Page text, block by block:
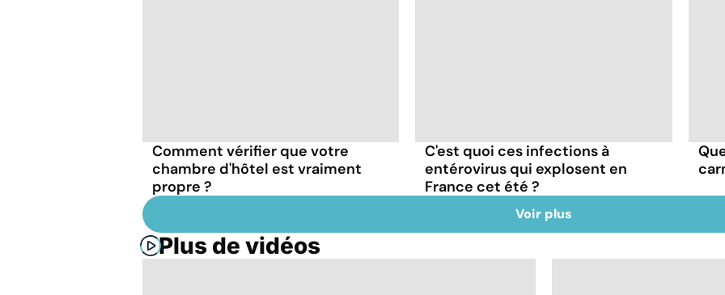
Comment vérifier que votre
chambre d'hôtel est vraiment
propre ?
C'est quoi ces infections à
entérovirus qui explosent en
France cet été ?
Voir plus
Plus de vidéos